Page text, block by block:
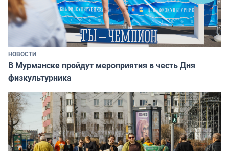
НОВОСТИ
В Мурманске пройдут мероприятия в честь Дня
физкультурника